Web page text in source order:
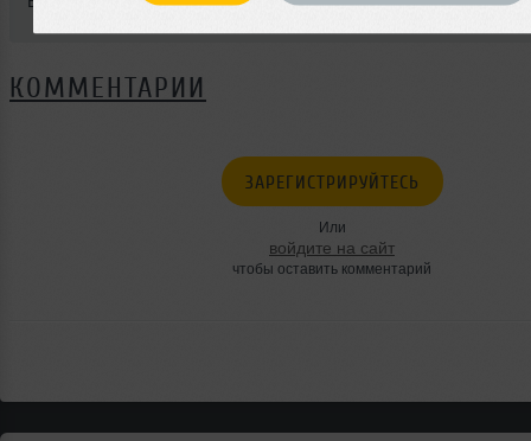
КОММЕНТАРИИ
ЗАРЕГИСТРИРУЙТЕСЬ
Или
войдите на сайт
чтобы оставить комментарий